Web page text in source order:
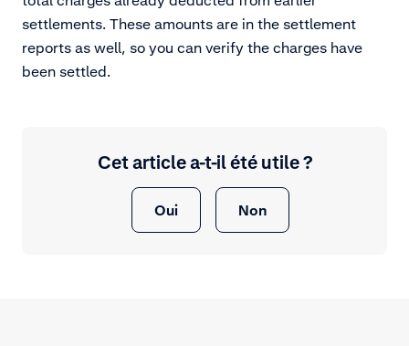
settlements. These amounts are in the settlement
reports as well, so you can verify the charges have
been settled.
Cet article a-t-il été utile ?
Oui Non